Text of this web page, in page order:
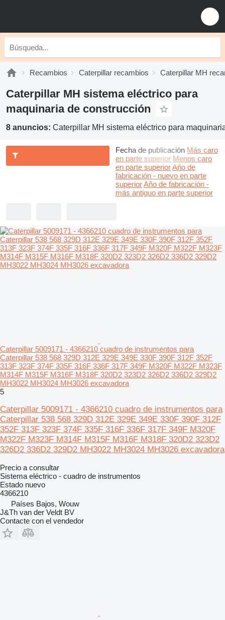
Recambios Caterpillar recambios Caterpillar MH
Caterpillar MH sistema eléctrico para
maquinaria de construcción
8 anuncios: Caterpillar MH sistema eléctrico para
Fecha de publicación Más caro
en parte superior Menos caro
en parte superiorAño de
fabricación - nuevo en parte
superiorAño de fabricación -
más antiguo en parte superior
Caterpillar 5009171 - 4366210 cuadro de instrumentos para
Caterpillar 538 568 329D 312E 329E 349E 330F 390F 312F 352F
313F 323F 374F 335F 316F 336F 317F 349F M320F M322F M323F
M314F M315F M316F M318F 320D2 323D2 326D2 336D2 329D2
MH3022 MH3024 MH3026 excavadora
5
Caterpillar 5009171 - 4366210 cuadro de instrumentos para
Caterpillar 538 568 329D 312E 329E 349E 330F 390F 312F
352F 313F 323F 374F 335F 316F 336F 317F 349F M320F
M322F M323F M314F M315F M316F M318F 320D2 323D2
326D2 336D2 329D2 MH3022 MH3024 MH3026 excavadora
Precio a consultar
Sistema eléctrico - cuadro de instrumentos
Estado nuevo
4366210
Países Bajos, Wouw
J&Th van der Veldt BV
Contacte con el vendedor